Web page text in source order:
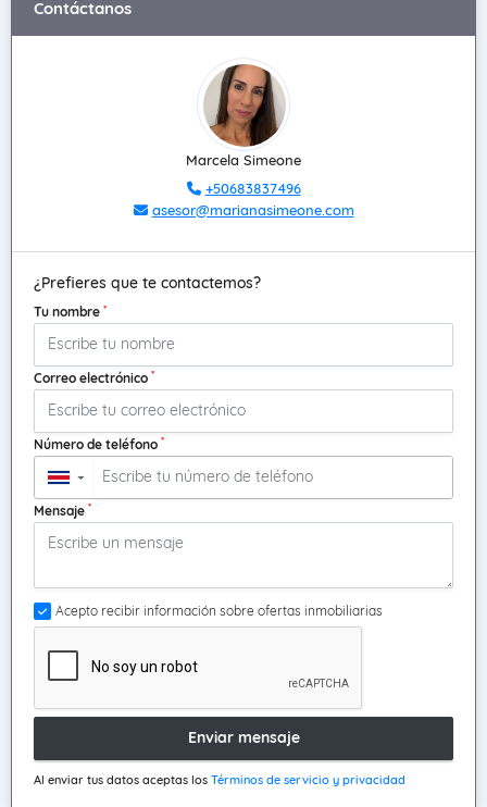
Contáctanos
Marcela Simeone
+50683837496
asesor@marianasimeone.com
¿Prefieres que te contactemos?
Tu nombre *
Correo electrónico *
Número de teléfono *
▼
Mensaje *
Acepto recibir información sobre ofertas inmobiliarias
Enviar mensaje
Al enviar tus datos aceptas los Términos de servicio y privacidad